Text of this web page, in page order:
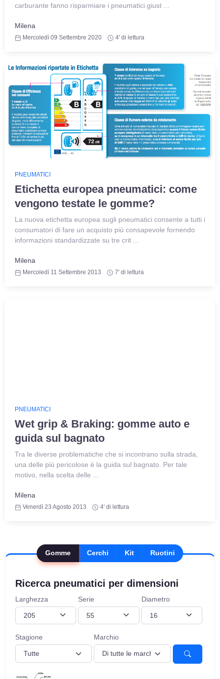
carburante fanno risparmiare i pneumatici giust ...
Milena
Mercoledì 09 Settembre 2020 4' di lettura
PNEUMATICI
Etichetta europea pneumatici: come
vengono testate le gomme?
La nuova etichetta europea sugli pneumatici consente a tutti i
consumatori di fare un acquisto più consapevole fornendo
informazioni standardizzate su tre crit ...
Milena
Mercoledì 11 Settembre 2013 7' di lettura
PNEUMATICI
Wet grip & Braking: gomme auto e
guida sul bagnato
Tra le diverse problematiche che si incontrano sulla strada,
una delle più pericolose è la guida sul bagnato. Per tale
motivo, nella scelta delle ...
Milena
Venerdì 23 Agosto 2013 4' di lettura
Gomme Cerchi Kit Ruotini
Ricerca pneumatici per dimensioni
Larghezza Serie Diametro
Stagione Marchio